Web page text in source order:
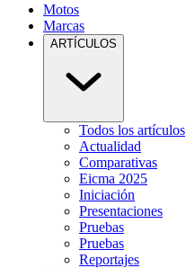
Motos
Marcas
ARTÍCULOS
Todos los artículos
Actualidad
Comparativas
Eicma 2025
Iniciación
Presentaciones
Pruebas
Pruebas
Reportajes